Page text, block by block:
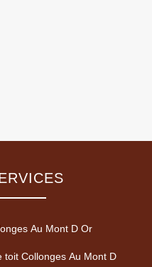
Au Mont D Or
toit Collonges Au Mont D